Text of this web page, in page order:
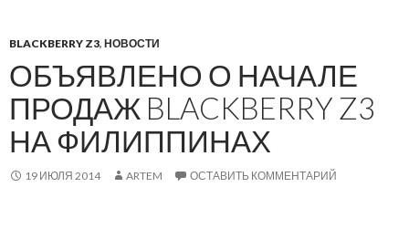
BLACKBERRY Z3, НОВОСТИ
ОБЪЯВЛЕНО О НАЧАЛЕ
ПРОДАЖ BLACKBERRY Z3
НА ФИЛИППИНАХ
19 ИЮЛЯ 2014 ARTEM ОСТАВИТЬ КОММЕНТАРИЙ